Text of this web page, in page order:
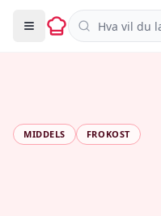
Søk i oppskrifter
MIDDELS FROKOST